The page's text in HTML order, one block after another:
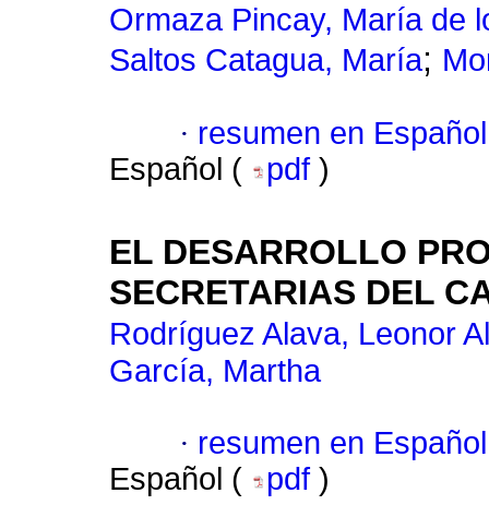
Ormaza Pincay, María de
Saltos Catagua, María;
· resumen en Español
Español (
pdf )
EL DESARROLLO
SECRETARIAS DEL
Rodríguez Alava, Leonor
García, Martha
· resumen en Español
Español (
pdf )